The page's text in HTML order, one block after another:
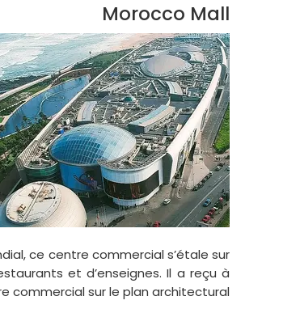
Morocco Mall
ce centre commercial s’étale sur
et d’enseignes. Il a reçu à
commercial sur le plan architectural.